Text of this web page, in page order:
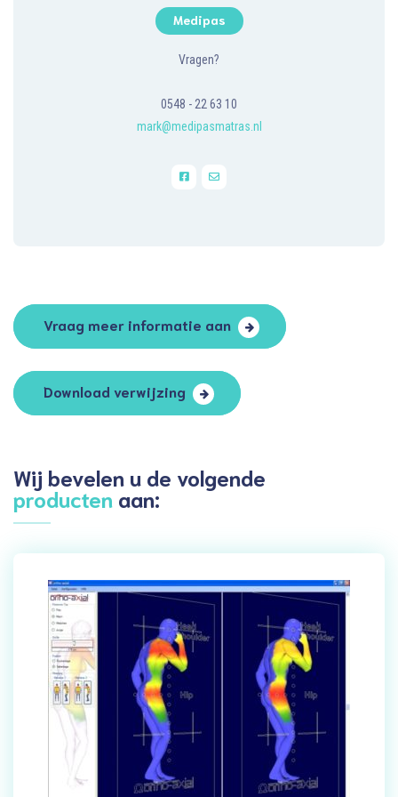
Medipas
Vragen?
0548 - 22 63 10
mark@medipasmatras.nl
Vraag meer informatie aan
Download verwijzing
Wij bevelen u de volgende
producten aan: